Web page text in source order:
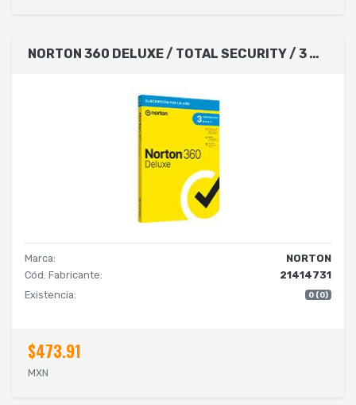
NORTON 360 DELUXE / TOTAL SECURITY / 3 DISPOSITIVOS / 1 AñO (CAJA)
Marca:
NORTON
Cód. Fabricante:
21414731
Existencia:
0 (0)
$473.91
MXN